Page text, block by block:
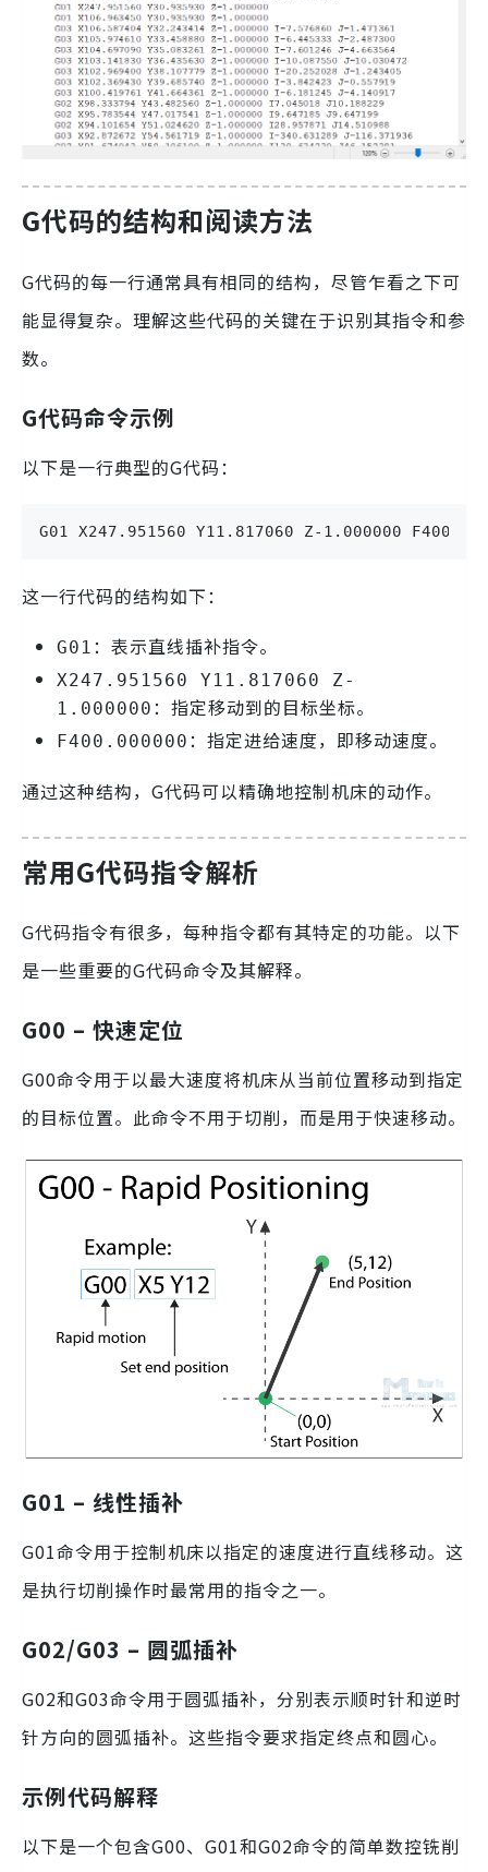
G代码的结构和阅读方法
G代码的每一行通常具有相同的结构，尽管乍看之下可
能显得复杂。理解这些代码的关键在于识别其指令和参
数。
G代码命令示例
以下是一行典型的G代码：
G01 X247.951560 Y11.817060 Z-1.000000
这一行代码的结构如下：
G01 ：表示直线插补指令。
X247.951560 Y11.817060 Z-
1.000000 ：指定移动到的目标坐标。
F400.000000 ：指定进给速度，即移动速度。
通过这种结构，G代码可以精确地控制机床的动作。
常用G代码指令解析
G代码指令有很多，每种指令都有其特定的功能。以下
是一些重要的G代码命令及其解释。
G00 – 快速定位
G00命令用于以最大速度将机床从当前位置移动到指定
的目标位置。此命令不用于切削，而是用于快速移动。
G01 – 线性插补
G01命令用于控制机床以指定的速度进行直线移动。这
是执行切削操作时最常用的指令之一。
G02/G03 – 圆弧插补
G02和G03命令用于圆弧插补，分别表示顺时针和逆时
针方向的圆弧插补。这些指令要求指定终点和圆心。
示例代码解释
以下是一个包含G00、G01和G02命令的简单数控铣削